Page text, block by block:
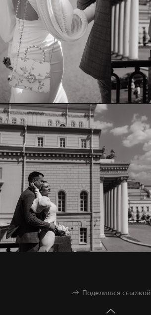
Поделиться ссылкой